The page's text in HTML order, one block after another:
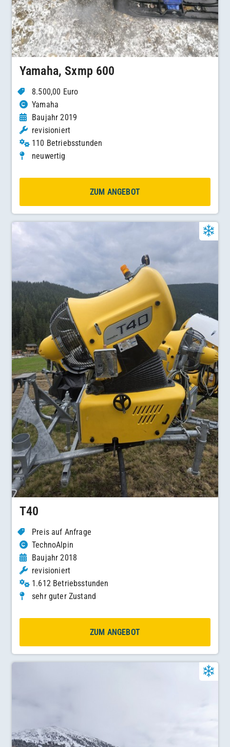
Yamaha, Sxmp 600
8.500,00 Euro
Yamaha
Baujahr 2019
revisioniert
110 Betriebsstunden
neuwertig
ZUM ANGEBOT
T40
Preis auf Anfrage
TechnoAlpin
Baujahr 2018
revisioniert
1.612 Betriebsstunden
sehr guter Zustand
ZUM ANGEBOT